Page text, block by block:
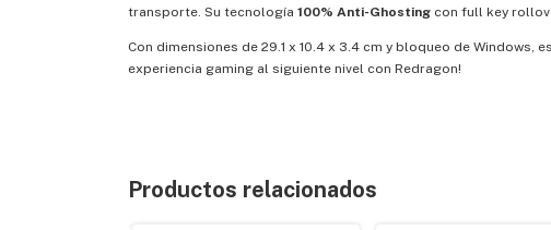
transporte. Su tecnología 100% Anti-Ghosting con full key
Con dimensiones de 29.1 x 10.4 x 3.4 cm y bloqueo de
experiencia gaming al siguiente nivel con Redragon!
Productos relacionados